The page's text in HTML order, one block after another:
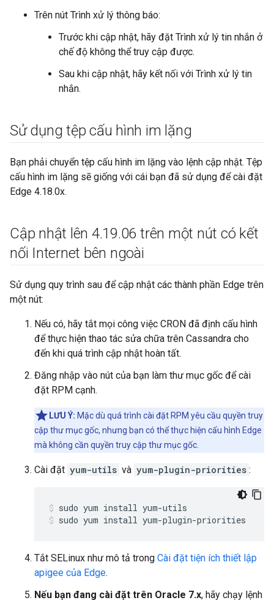
Trên nút Trình xử lý thông báo:
Trước khi cập nhật, hãy đặt Trình xử lý tin nhắn ở
chế độ không thể truy cập được.
Sau khi cập nhật, hãy kết nối với Trình xử lý tin
nhắn.
Sử dụng tệp cấu hình im lặng
Bạn phải chuyển tệp cấu hình im lặng vào lệnh cập nhật. Tệp
cấu hình im lặng sẽ giống với cái bạn đã sử dụng để cài đặt
Edge 4.18.0x.
Cập nhật lên 4.19.06 trên một nút có kết
nối Internet bên ngoài
Sử dụng quy trình sau để cập nhật các thành phần Edge trên
một nút:
Nếu có, hãy tắt mọi công việc CRON đã định cấu hình
để thực hiện thao tác sửa chữa trên Cassandra cho
đến khi quá trình cập nhật hoàn tất.
Đăng nhập vào nút của bạn làm thư mục gốc để cài
đặt RPM cạnh.
LƯU Ý: Mặc dù quá trình cài đặt RPM yêu cầu quyền truy
cập thư mục gốc, nhưng bạn có thể thực hiện cấu hình Edge
mà không cần quyền truy cập thư mục gốc.
Cài đặt yum-utils và yum-plugin-priorities :
sudo yum install yum-plugin-priorities
Tắt SELinux như mô tả trong Cài đặt tiện ích thiết lập
apigee của Edge.
Nếu bạn đang cài đặt trên Oracle 7.x, hãy chạy lệnh